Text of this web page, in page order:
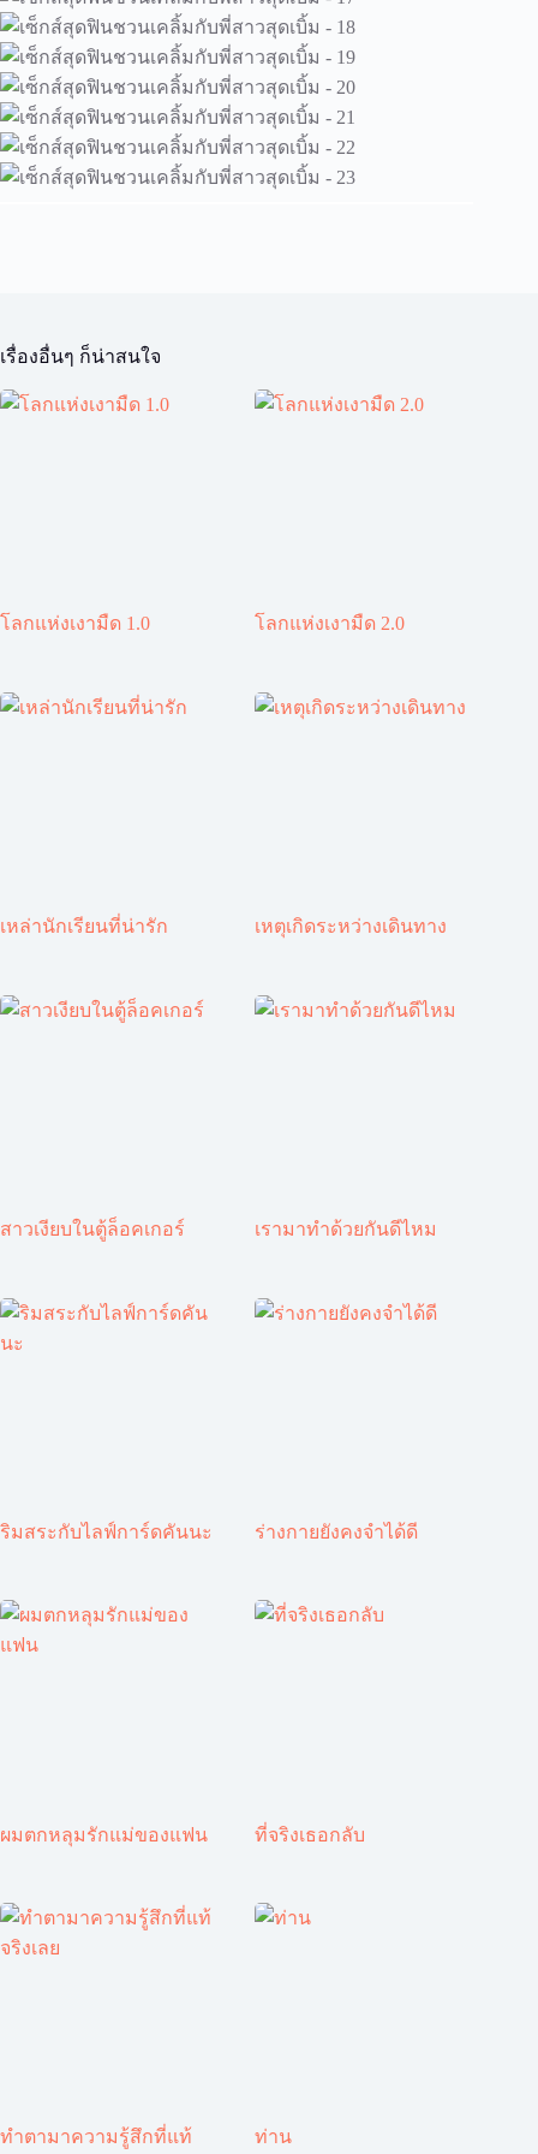
เรื่องอื่นๆ ก็น่าสนใจ
โลกแห่งเงามืด 1.0 โลกแห่งเงามืด 2.0
เหล่านักเรียนที่น่ารัก เหตุเกิดระหว่างเดินทาง
สาวเงียบในตู้ล็อคเกอร์ เรามาทำด้วยกันดีไหม
ริมสระกับไลฟ์การ์ดคันนะ ร่างกายยังคงจำได้ดี
ผมตกหลุมรักแม่ของแฟน ที่จริงเธอกลับ
ทำตามาความรู้สึกที่แท้ ท่าน